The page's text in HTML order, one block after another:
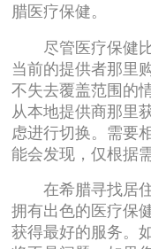
腊医疗保健。
尽管医疗保健比
当前的提供者那里
不失去覆盖范围的
从本地提供商那里
虑进行切换。需要
能会发现，仅根据
在希腊寻找居住
拥有出色的医疗保
获得最好的服务。